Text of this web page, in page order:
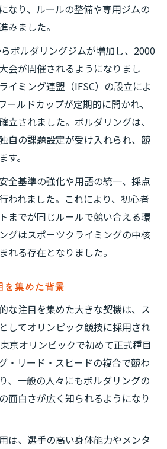
なり、ルールの整備や専用ジムの
みました。
ボルダリングジムが増加し、2000
会が開催されるようになりまし
イミング連盟（IFSC）の設立によ
ールドカップが定期的に開かれ、
立されました。ボルダリングは、
自の課題設定が受け入れられ、競
。
全基準の強化や用語の統一、採点
われました。これにより、初心者
までが同じルールで競い合える環
グはスポーツクライミングの中核
れる存在となりました。
を集めた背景
な注目を集めた大きな契機は、ス
してオリンピック競技に採用され
京オリンピックで初めて正式種目
・リード・スピードの複合で競わ
、一般の人々にもボルダリングの
面白さが広く知られるようになり
は、選手の高い身体能力やメンタ